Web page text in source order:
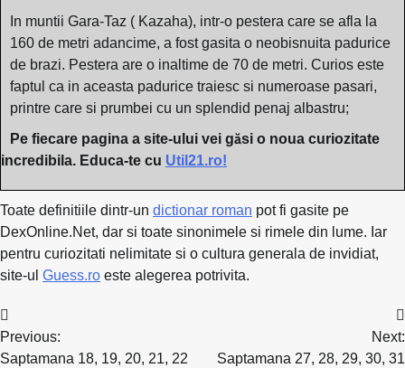
In muntii Gara-Taz ( Kazaha), intr-o pestera care se afla la
160 de metri adancime, a fost gasita o neobisnuita padurice
de brazi. Pestera are o inaltime de 70 de metri. Curios este
faptul ca in aceasta padurice traiesc si numeroase pasari,
printre care si prumbei cu un splendid penaj albastru;
Pe fiecare pagina a site-ului vei găsi o noua curiozitate
incredibila. Educa-te cu Util21.ro!
Toate definitiile dintr-un dictionar roman pot fi gasite pe
DexOnline.Net, dar si toate sinonimele si rimele din lume. Iar
pentru curiozitati nelimitate si o cultura generala de invidiat,
site-ul Guess.ro este alegerea potrivita.
Navigare
în
Previous:
Saptamana 18, 19, 20, 21, 22
Next:
Saptamana 27, 28, 29, 30, 31